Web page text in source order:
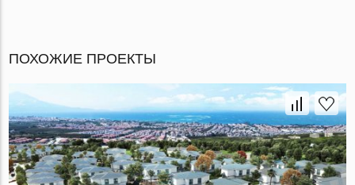
ПОХОЖИЕ ПРОЕКТЫ